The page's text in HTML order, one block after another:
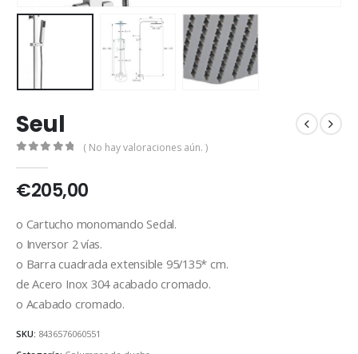
Seul
( No hay valoraciones aún. )
€205,00
o Cartucho monomando Sedal.
o Inversor 2 vías.
o Barra cuadrada extensible 95/135* cm.
de Acero Inox 304 acabado cromado.
o Acabado cromado.
SKU: 8436576060551